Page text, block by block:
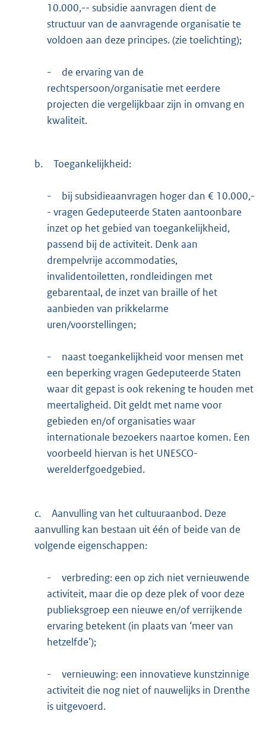
10.000,-- subsidie aanvragen dient de
structuur van de aanvragende organisatie te
voldoen aan deze principes. (zie toelichting);
-
de ervaring van de
rechtspersoon/organisatie met eerdere
projecten die vergelijkbaar zijn in omvang en
kwaliteit.
b. Toegankelijkheid:
-
bij subsidieaanvragen hoger dan € 10.000,-
- vragen Gedeputeerde Staten aantoonbare
inzet op het gebied van toegankelijkheid,
passend bij de activiteit. Denk aan
drempelvrije accommodaties,
invalidentoiletten, rondleidingen met
gebarentaal, de inzet van braille of het
aanbieden van prikkelarme
uren/voorstellingen;
-
naast toegankelijkheid voor mensen met
een beperking vragen Gedeputeerde Staten
waar dit gepast is ook rekening te houden met
meertaligheid. Dit geldt met name voor
gebieden en/of organisaties waar
internationale bezoekers naartoe komen. Een
voorbeeld hiervan is het UNESCO-
werelderfgoedgebied.
c.
Aanvulling van het cultuuraanbod. Deze
aanvulling kan bestaan uit één of beide van de
volgende eigenschappen:
-
verbreding: een op zich niet vernieuwende
activiteit, maar die op deze plek of voor deze
publieksgroep een nieuwe en/of verrijkende
ervaring betekent (in plaats van ‘meer van
hetzelfde’);
-
vernieuwing: een innovatieve kunstzinnige
activiteit die nog niet of nauwelijks in Drenthe
is uitgevoerd.